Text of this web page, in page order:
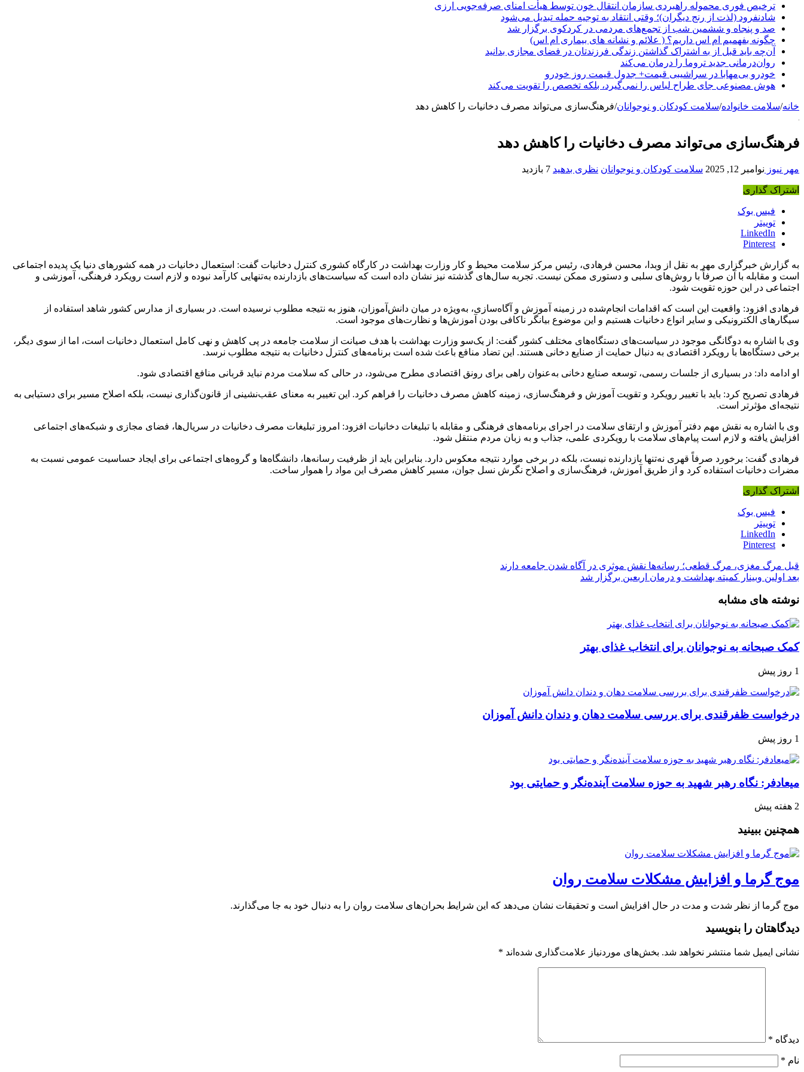
ترخیص فوری محموله راهبردی سازمان انتقال خون توسط هیأت امنای صرفه‌جویی ارزی
شادنفرود (لذت از رنج دیگران)؛ وقتی انتقاد به توجیه حمله تبدیل می‌شود
صد و پنجاه‌ و ششمین شب از تجمع‌های مردمی در کردکوی برگزار شد
چگونه بفهمیم ام اس داریم؟ ( علائم و نشانه های بیماری ام اس)
آن‌چه باید قبل از به اشتراک گذاشتن زندگی فرزندتان در فضای مجازی بدانید
روان‌درمانی جدید تروما را درمان می‌کند
خودرو بی‌مهابا در سراشیبی قیمت+ جدول قیمت روز خودرو
هوش مصنوعی جای طراح لباس را نمی‌گیرد، بلکه تخصص را تقویت می‌کند
خانه/سلامت خانواده/سلامت کودکان و نوجوانان/فرهنگ‌سازی می‌تواند مصرف دخانیات را کاهش دهد
فرهنگ‌سازی می‌تواند مصرف دخانیات را کاهش دهد
مهر نیوز نوامبر 12, 2025 سلامت کودکان و نوجوانان نظری بدهید 7 بازدید
اشتراک گذاری
فیس بوک
توییتر
LinkedIn
Pinterest
به گزارش خبرگزاری مهر به نقل از وبدا، محسن فرهادی، رئیس مرکز سلامت محیط و کار وزارت بهداشت در کارگاه کشوری کنترل دخانیات گفت: استعمال دخانیات در همه کشورهای دنیا یک پدیده اجتماعی
است و مقابله با آن صرفاً با روش‌های سلبی و دستوری ممکن نیست. تجربه سال‌های گذشته نیز نشان داده است که سیاست‌های بازدارنده به‌تنهایی کارآمد نبوده و لازم است رویکرد فرهنگی، آموزشی و
اجتماعی در این حوزه تقویت شود.
فرهادی افزود: واقعیت این است که اقدامات انجام‌شده در زمینه آموزش و آگاه‌سازی، به‌ویژه در میان دانش‌آموزان، هنوز به نتیجه مطلوب نرسیده است. در بسیاری از مدارس کشور شاهد استفاده از
سیگارهای الکترونیکی و سایر انواع دخانیات هستیم و این موضوع بیانگر ناکافی بودن آموزش‌ها و نظارت‌های موجود است.
وی با اشاره به دوگانگی موجود در سیاست‌های دستگاه‌های مختلف کشور گفت: از یک‌سو وزارت بهداشت با هدف صیانت از سلامت جامعه در پی کاهش و نهی کامل استعمال دخانیات است، اما از سوی دیگر،
برخی دستگاه‌ها با رویکرد اقتصادی به دنبال حمایت از صنایع دخانی هستند. این تضاد منافع باعث شده است برنامه‌های کنترل دخانیات به نتیجه مطلوب نرسد.
او ادامه داد: در بسیاری از جلسات رسمی، توسعه صنایع دخانی به‌عنوان راهی برای رونق اقتصادی مطرح می‌شود، در حالی که سلامت مردم نباید قربانی منافع اقتصادی شود.
فرهادی تصریح کرد: باید با تغییر رویکرد و تقویت آموزش و فرهنگ‌سازی، زمینه کاهش مصرف دخانیات را فراهم کرد. این تغییر به معنای عقب‌نشینی از قانون‌گذاری نیست، بلکه اصلاح مسیر برای دستیابی به
نتیجه‌ای مؤثرتر است.
وی با اشاره به نقش مهم دفتر آموزش و ارتقای سلامت در اجرای برنامه‌های فرهنگی و مقابله با تبلیغات دخانیات افزود: امروز تبلیغات مصرف دخانیات در سریال‌ها، فضای مجازی و شبکه‌های اجتماعی
افزایش یافته و لازم است پیام‌های سلامت با رویکردی علمی، جذاب و به زبان مردم منتقل شود.
فرهادی گفت: برخورد صرفاً قهری نه‌تنها بازدارنده نیست، بلکه در برخی موارد نتیجه معکوس دارد. بنابراین باید از ظرفیت رسانه‌ها، دانشگاه‌ها و گروه‌های اجتماعی برای ایجاد حساسیت عمومی نسبت به
مضرات دخانیات استفاده کرد و از طریق آموزش، فرهنگ‌سازی و اصلاح نگرش نسل جوان، مسیر کاهش مصرف این مواد را هموار ساخت.
اشتراک گذاری
فیس بوک
توییتر
LinkedIn
Pinterest
قبل مرگ مغزی، مرگ قطعی؛ رسانه‌ها نقش موثری در آگاه شدن جامعه دارند
بعد اولین وبینار کمیته بهداشت و درمان اربعین برگزار شد
نوشته های مشابه
کمک صبحانه به نوجوانان برای انتخاب غذای بهتر
1 روز پیش
درخواست ظفرقندی برای بررسی سلامت دهان و دندان دانش آموزان
1 روز پیش
میعادفر: نگاه رهبر شهید به حوزه سلامت آینده‌نگر و حمایتی بود
2 هفته پیش
همچنین ببینید
موج گرما و افزایش مشکلات سلامت روان
موج گرما از نظر شدت و مدت در حال افزایش است و تحقیقات نشان می‌دهد که این شرایط بحران‌های سلامت روان را به دنبال خود به جا می‌گذارند.
دیدگاهتان را بنویسید
نشانی ایمیل شما منتشر نخواهد شد. بخش‌های موردنیاز علامت‌گذاری شده‌اند *
دیدگاه *
نام *